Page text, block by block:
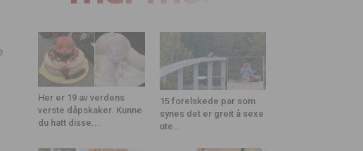
Her er 19 av verdens
verste dåpskaker. Kunne
du hatt disse...
15 forelskede par som
synes det er greit å sexe
ute...